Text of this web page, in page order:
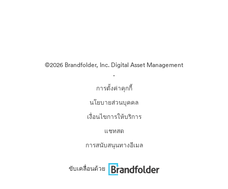
©2026 Brandfolder, Inc. Digital Asset Management
·
การตั้งค่าคุกกี้
นโยบายส่วนบุคคล
เงื่อนไขการให้บริการ
แชทสด
การสนับสนุนทางอีเมล
ขับเคลื่อนด้วย